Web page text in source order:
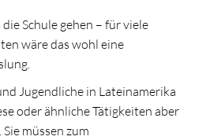
Schule gehen – für viele
wäre das wohl eine
Jugendliche in Lateinamerika
oder ähnliche Tätigkeiten aber
müssen zum